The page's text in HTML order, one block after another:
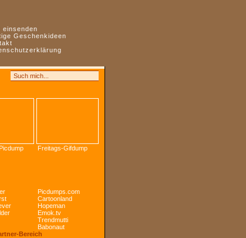
einsenden
Geschenkideen
Freitags-Gifdump
Picdumps.com
Cartoonland
Hopeman
Emok.tv
Trendmutti
Babonaut
Bereich